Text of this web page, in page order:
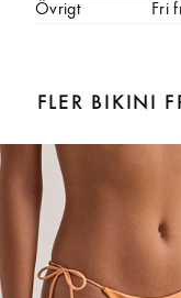
Övrigt
Fri
FLER BIKINI